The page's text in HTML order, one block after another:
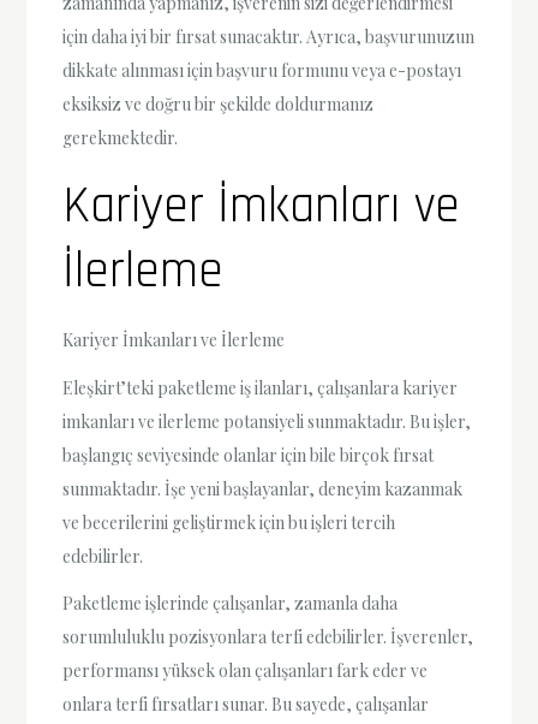
için daha iyi bir fırsat sunacaktır. Ayrıca, başvurunuzun
dikkate alınması için başvuru formunu veya e-postayı
eksiksiz ve doğru bir şekilde doldurmanız
gerekmektedir.
Kariyer İmkanları ve
İlerleme
Kariyer İmkanları ve İlerleme
Eleşkirt’teki paketleme iş ilanları, çalışanlara kariyer
imkanları ve ilerleme potansiyeli sunmaktadır. Bu işler,
başlangıç seviyesinde olanlar için bile birçok fırsat
sunmaktadır. İşe yeni başlayanlar, deneyim kazanmak
ve becerilerini geliştirmek için bu işleri tercih
edebilirler.
Paketleme işlerinde çalışanlar, zamanla daha
sorumluluklu pozisyonlara terfi edebilirler. İşverenler,
performansı yüksek olan çalışanları fark eder ve
onlara terfi fırsatları sunar. Bu sayede, çalışanlar